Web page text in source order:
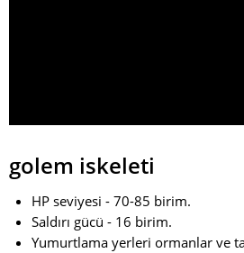
golem iskeleti
HP seviyesi - 70-85 birim.
Saldırı gücü - 16 birim.
Yumurtlama yerleri ormanlar ve